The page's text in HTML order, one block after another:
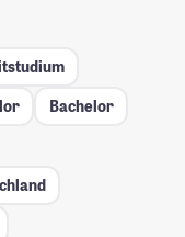
Bachelor